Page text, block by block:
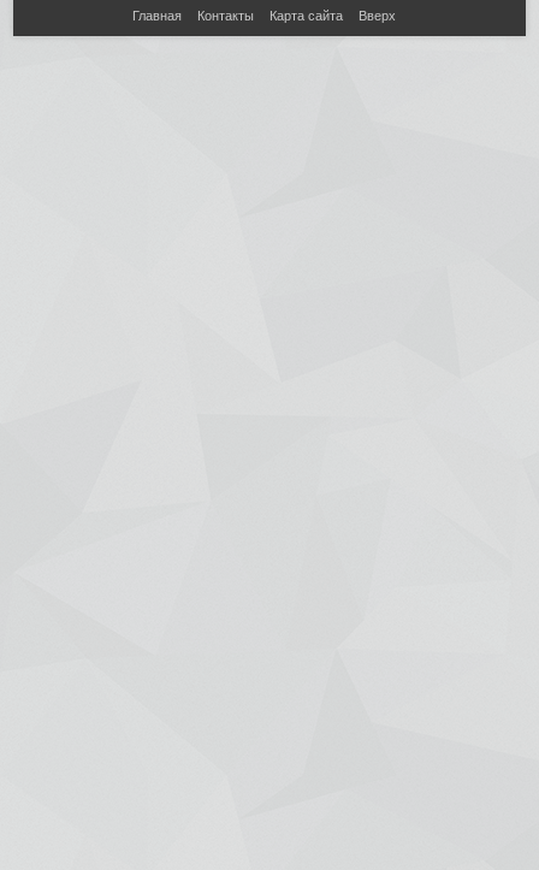
Главная
Контакты Карта сайта Вверх